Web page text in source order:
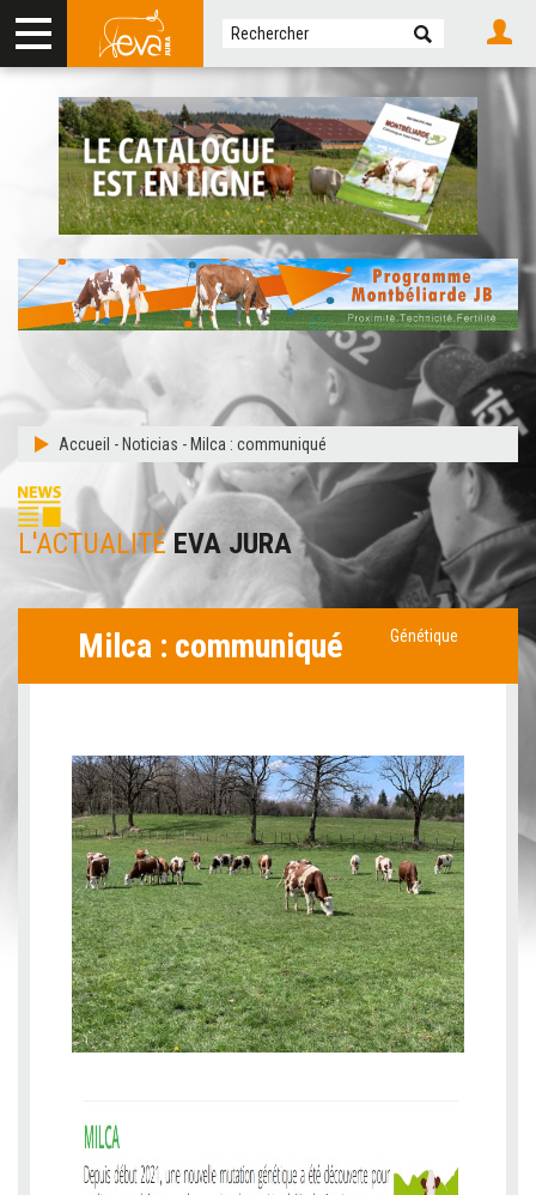
Accueil - Noticias - Milca : communiqué
L'ACTUALITÉEVA JURA
Milca : communiqué Génétique